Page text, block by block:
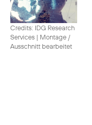
Credits: IDG Research
Services | Montage /
Ausschnitt bearbeitet